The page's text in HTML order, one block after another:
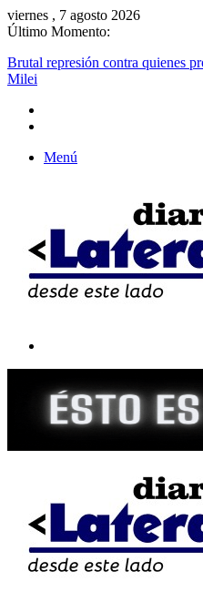
viernes , 7 agosto 2026
Último Momento:
Brutal represión contra quienes
Milei
Menú